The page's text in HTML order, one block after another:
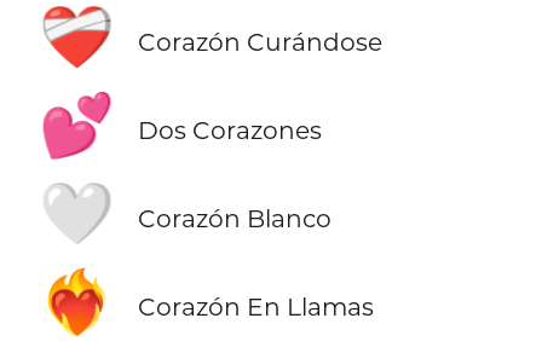
❤️‍🩹 Corazón Curándose
💕 Dos Corazones
🤍 Corazón Blanco
❤️‍🔥 Corazón En Llamas